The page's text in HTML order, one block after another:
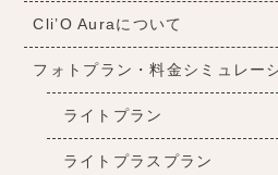
Cli’O Auraについて
フォトプラン・料金シミュレー
ライトプラン
ライトプラスプラン